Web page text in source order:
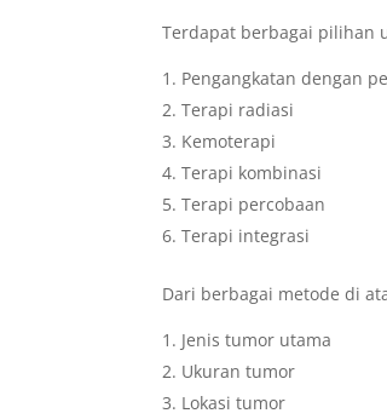
Terdapat berbagai pilihan
Pengangkatan dengan
Terapi radiasi
Kemoterapi
Terapi kombinasi
Terapi percobaan
Terapi integrasi
Dari berbagai metode di
Jenis tumor utama
Ukuran tumor
Lokasi tumor